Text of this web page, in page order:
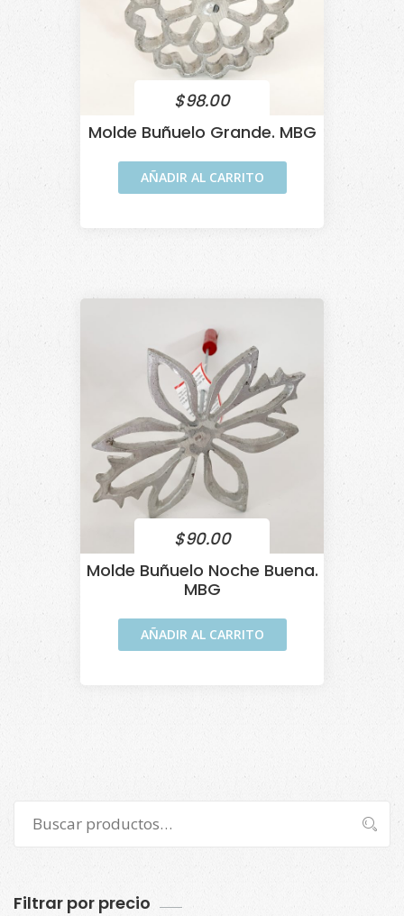
$98.00
Molde Buñuelo Grande. MBG
AÑADIR AL CARRITO
$90.00
Molde Buñuelo Noche Buena.
MBG
AÑADIR AL CARRITO
por:
Buscar
Filtrar por precio